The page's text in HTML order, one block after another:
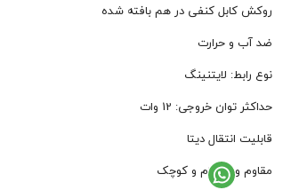
روکش کابل کنفی در هم بافته شده
ضد آب و حرارت
نوع رابط: لایتنینگ
حداکثر توان خروجی: 12 وات
قابلیت انتقال دیتا
مقاوم و با دوام و کوچک